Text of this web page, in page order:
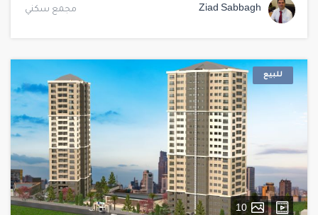
Ziad Sabbagh مجمع سكني
للبيع
10